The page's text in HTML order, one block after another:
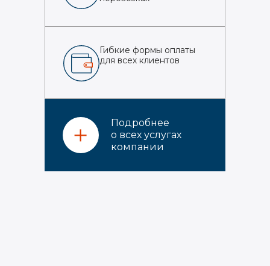
Гибкие формы оплаты
для всех клиентов
Подробнее
о всех услугах
компании